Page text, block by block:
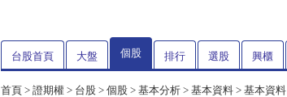
台股首頁 大盤 個股 排行 選股 興櫃
首頁 > 證期權 > 台股 > 個股 > 基本分析 > 基本資料 > 基本資料